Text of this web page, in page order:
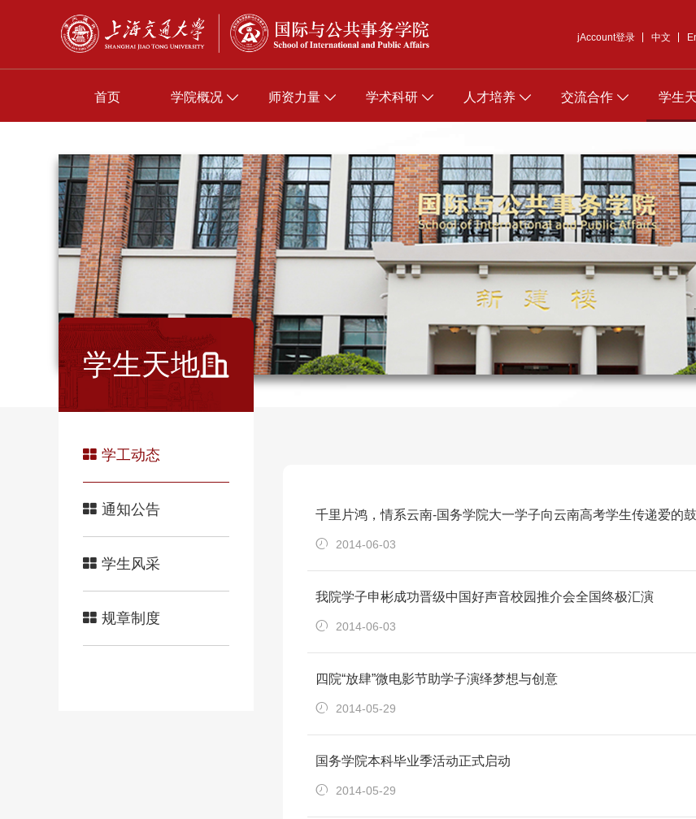
jAccount登录 中文
首页 学院概况 师资力量 学术科研 人才培养 交流合作 学生
学生天地
学工动态
通知公告
学生风采
规章制度
千里片鸿，情系云南-国务学院大一学子向云南高考学生传递爱的
2014-06-03
我院学子申彬成功晋级中国好声音校园推介会全国终极汇演
2014-06-03
四院“放肆”微电影节助学子演绎梦想与创意
2014-05-29
国务学院本科毕业季活动正式启动
2014-05-29